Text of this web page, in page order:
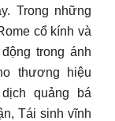
Trong những
cổ kính và
trong ánh
thương hiệu
quảng bá
Tái sinh vĩnh